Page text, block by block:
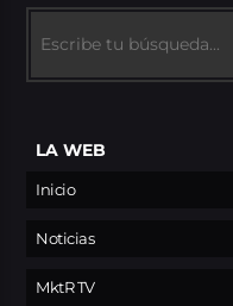
LA WEB
Inicio
Noticias
MktR TV